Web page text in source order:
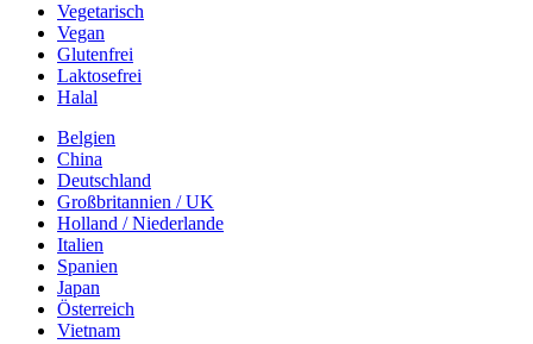
Vegetarisch
Vegan
Glutenfrei
Laktosefrei
Halal
Belgien
China
Deutschland
Großbritannien / UK
Holland / Niederlande
Italien
Spanien
Japan
Österreich
Vietnam